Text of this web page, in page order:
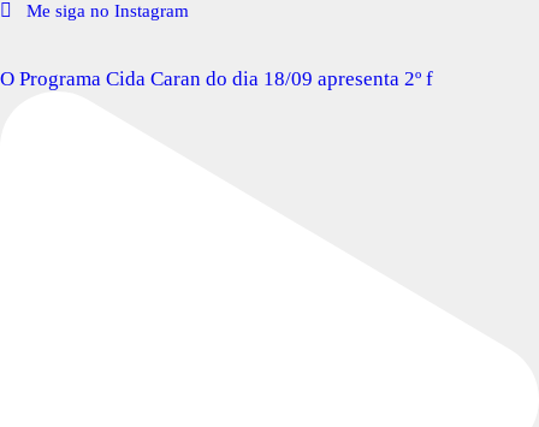
Me siga no Instagram
O Programa Cida Caran do dia 18/09 apresenta 2º f